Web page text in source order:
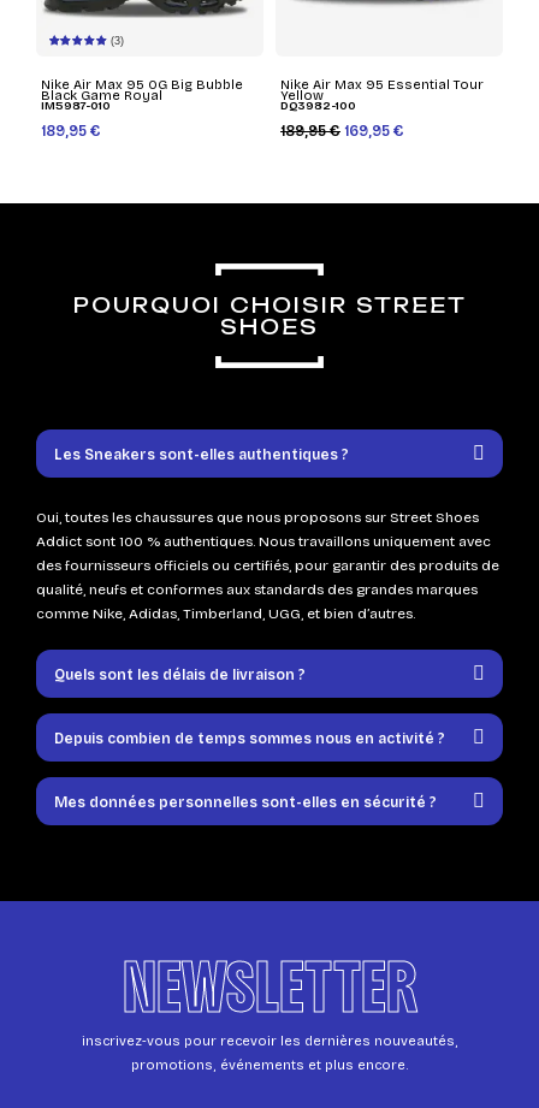
(3)
Nike Air Max 95 OG Big Bubble
Black Game Royal
IM5987-010
189,95 €
Nike Air Max 95 Essential Tour
Yellow
DQ3982-100
189,95 € 169,95 €
POURQUOI CHOISIR STREET
SHOES
Les Sneakers sont-elles authentiques ?
Oui, toutes les chaussures que nous proposons sur Street Shoes
Addict sont 100 % authentiques. Nous travaillons uniquement avec
des fournisseurs officiels ou certifiés, pour garantir des produits de
qualité, neufs et conformes aux standards des grandes marques
comme Nike, Adidas, Timberland, UGG, et bien d’autres.
Quels sont les délais de livraison ?
Depuis combien de temps sommes nous en activité ?
Mes données personnelles sont-elles en sécurité ?
NEWSLETTER
inscrivez-vous pour recevoir les dernières nouveautés,
promotions, événements et plus encore.